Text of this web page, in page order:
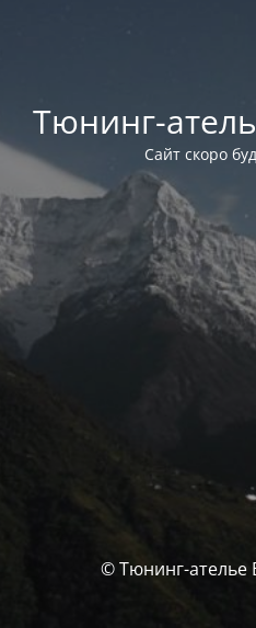
Тюнинг-
Сайт скоро
© Тюнинг-ателье